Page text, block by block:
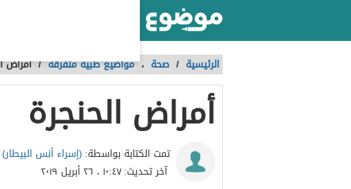
الرئيسية / صحة ،مواضيع طبية متفرقة /أمراض
أمراض الحنجرة
تمت الكتابة بواسطة: (إسراء أنس البيطار)
آخر تحديث:١٠:٤٧ ، ٢٦ أبريل ٢٠١٩